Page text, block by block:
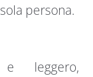
persona.
leggero,